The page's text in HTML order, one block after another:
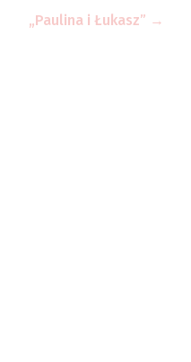
„Paulina i Łukasz” →